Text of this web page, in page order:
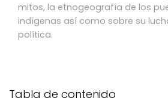
mitos, la etnogeografía de los
indígenas así como sobre su
política.
Tabla de contenido